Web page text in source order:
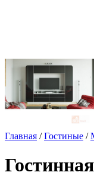
Главная /Гостиные /